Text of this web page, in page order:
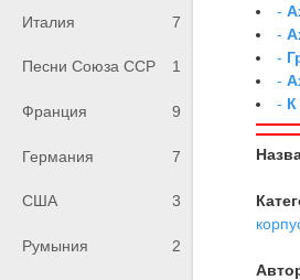
Италия 7
Песни Союза ССР 1
Франция 9
Германия 7
США 3
Румыния 2
-
-
-
-
-